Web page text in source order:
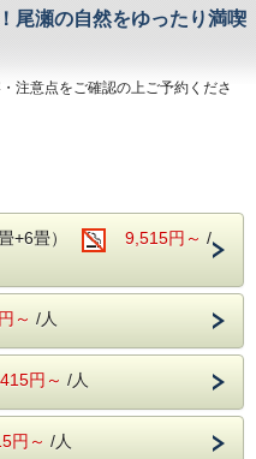
浴場・露天風呂にてご堪能いただけ
15:00～23:00
～23:00／女性 5:00～10:00
の露天風呂〇
雀卓）
娯楽施設が盛りだくさん。
過ごしください。
望！
月20日から11月20日まで毎朝6時よ
農園では一年中果物狩りを家族で・
尾瀬の自然をゆったり満喫
注意点をご確認の上ご予約くださ
バスが運行！！
ルから尾瀬の玄関口「鳩待峠」まで
代金は含まれておりません。
のバスを有料でご利用頂く為のプラ
程をお選び頂きお知らせくださ
ラン 飲み放題・食べ放題プランと
片道）大人5,500円 小人2,750円
可能です。
+6畳） 9,515円～ /
～ /人
円～ /人
円～ /人